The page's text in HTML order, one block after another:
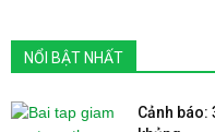
NỔI BẬT NHẤT
Cảnh báo: